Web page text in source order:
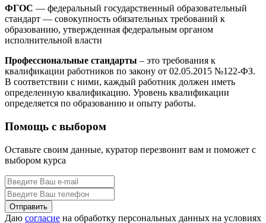
ФГОС — федеральный государственный образовательный
стандарт — совокупность обязательных требований к
образованию, утвержденная федеральным органом
исполнительной власти
Профессиональные стандарты – это требования к
квалификации работников по закону от 02.05.2015 №122-ФЗ.
В соответствии с ними, каждый работник должен иметь
определенную квалификацию. Уровень квалификации
определяется по образованию и опыту работы.
Помощь с выбором
Оставьте своим данные, куратор перезвонит вам и поможет с
выбором курса
Даю согласие на обработку персональных данных на условиях